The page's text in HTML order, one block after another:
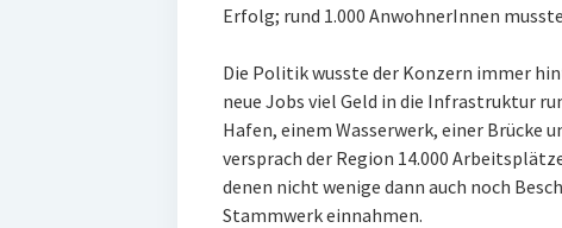
Erfolg; rund 1.000 AnwohnerInnen
Die Politik wusste der Konzern immer
neue Jobs viel Geld in die Infrastruktur
Hafen, einem Wasserwerk, einer Brücke
versprach der Region 14.000
denen nicht wenige dann auch noch
Stammwerk einnahmen.